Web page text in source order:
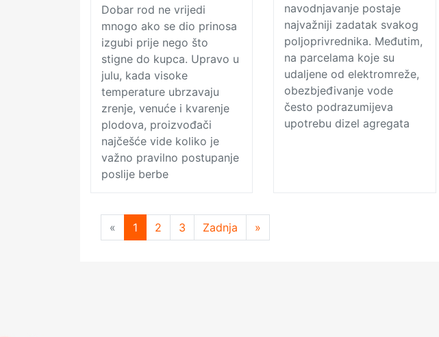
Dobar rod ne vrijedi
mnogo ako se dio prinosa
izgubi prije nego što
stigne do kupca. Upravo u
julu, kada visoke
temperature ubrzavaju
zrenje, venuće i kvarenje
plodova, proizvođači
najčešće vide koliko je
važno pravilno postupanje
poslije berbe
navodnjavanje postaje
najvažniji zadatak svakog
poljoprivrednika. Međutim,
na parcelama koje su
udaljene od elektromreže,
obezbjeđivanje vode
često podrazumijeva
upotrebu dizel agregata
« Previous
1 2 3 Zadnja »